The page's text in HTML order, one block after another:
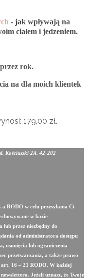
- jak wpływają na
ciałem i jedzeniem.
rok.
na dla moich klientek
179,00 zł.
Kościuszki 2A, 42-202
RODO w celu przesyłania Ci
w bazie
lub przez niezbędny do
od administratora dostępu
usunięcia lub ograniczenia
przetwarzania, a także prawo
art. 16 – 21 RODO. W każdej
Jeżeli uznasz, że Twoje